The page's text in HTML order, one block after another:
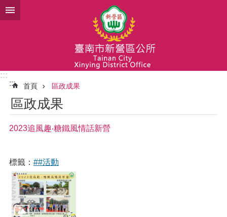
跳到主要內容區塊
:::
:::
首頁 區政成果
區政成果
2023追風趣‧糖鐵風情話新營
標籤： ##活動